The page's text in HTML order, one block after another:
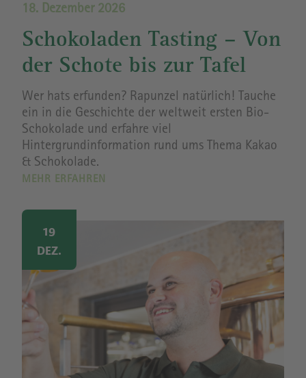
18. Dezember 2026
Schokoladen Tasting – Von
der Schote bis zur Tafel
Wer hats erfunden? Rapunzel natürlich! Tauche
ein in die Geschichte der weltweit ersten Bio-
Schokolade und erfahre viel
Hintergrundinformation rund ums Thema Kakao
& Schokolade.
MEHR ERFAHREN
Image
19
DEZ.